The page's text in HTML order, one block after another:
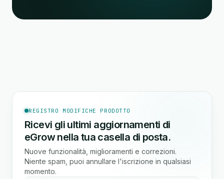
REGISTRO MODIFICHE PRODOTTO
Ricevi gli ultimi aggiornamenti di
eGrow nella tua casella di posta.
Nuove funzionalità, miglioramenti e correzioni.
Niente spam, puoi annullare l'iscrizione in qualsiasi
momento.